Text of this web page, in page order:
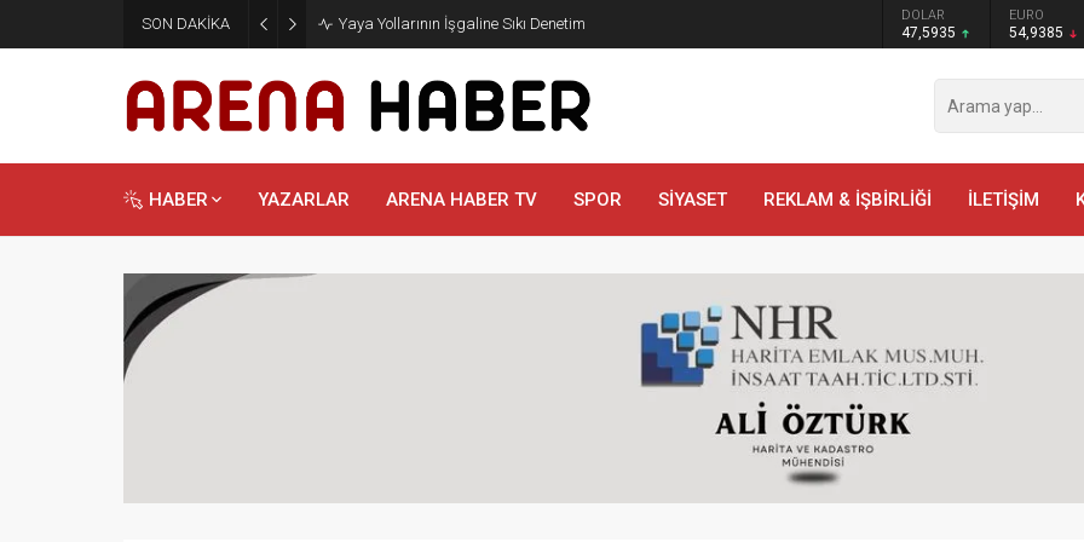
SON DAKİKA Yaya Yollarının İşgaline Sıkı Denetim DOLAR
47,5935
EURO
54,9385
HABER YAZARLAR ARENA HABER TV SPOR SİYASET REKLAM & İŞBİRLİĞİ İLETİŞİM